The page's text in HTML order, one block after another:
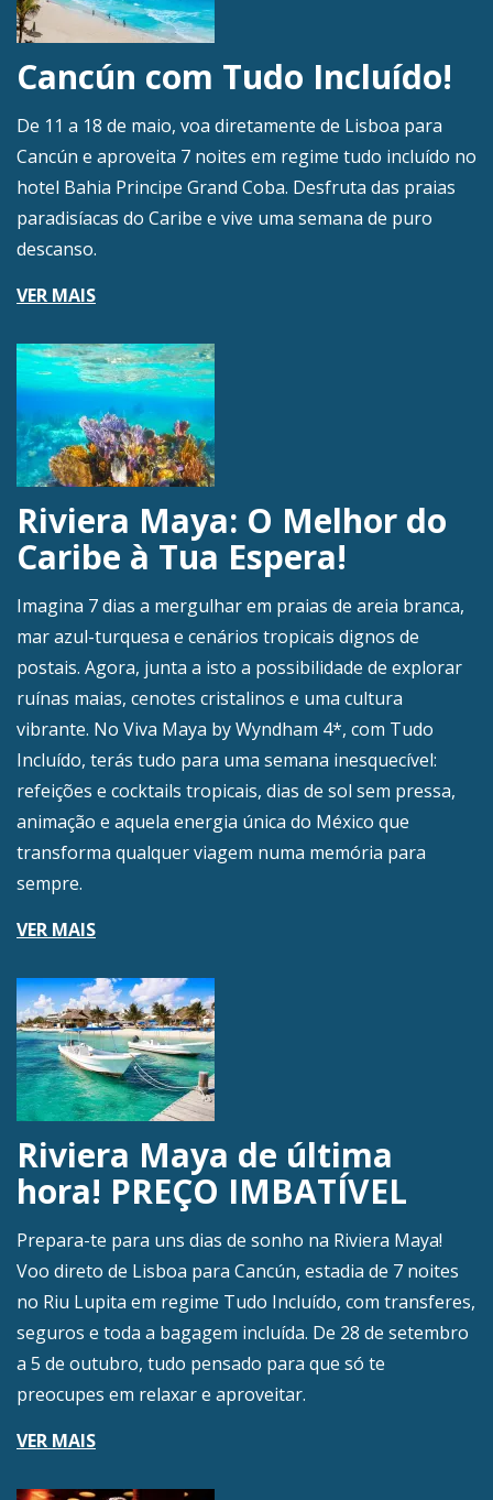
Cancún com Tudo Incluído!
De 11 a 18 de maio, voa diretamente de Lisboa para
Cancún e aproveita 7 noites em regime tudo incluído no
hotel Bahia Principe Grand Coba. Desfruta das praias
paradisíacas do Caribe e vive uma semana de puro
descanso.
VER MAIS
Riviera Maya: O Melhor do
Caribe à Tua Espera!
Imagina 7 dias a mergulhar em praias de areia branca,
mar azul-turquesa e cenários tropicais dignos de
postais. Agora, junta a isto a possibilidade de explorar
ruínas maias, cenotes cristalinos e uma cultura
vibrante. No Viva Maya by Wyndham 4*, com Tudo
Incluído, terás tudo para uma semana inesquecível:
refeições e cocktails tropicais, dias de sol sem pressa,
animação e aquela energia única do México que
transforma qualquer viagem numa memória para
sempre.
VER MAIS
Riviera Maya de última
hora! PREÇO IMBATÍVEL
Prepara-te para uns dias de sonho na Riviera Maya!
Voo direto de Lisboa para Cancún, estadia de 7 noites
no Riu Lupita em regime Tudo Incluído, com transferes,
seguros e toda a bagagem incluída. De 28 de setembro
a 5 de outubro, tudo pensado para que só te
preocupes em relaxar e aproveitar.
VER MAIS